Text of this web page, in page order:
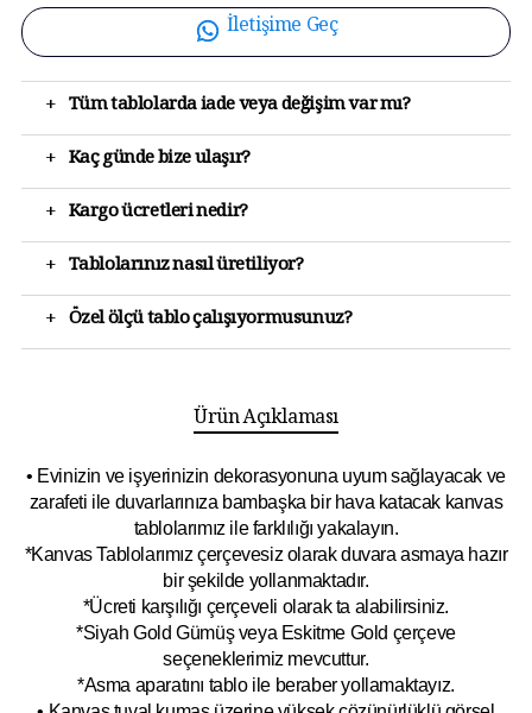
İletişime Geç
+ Tüm tablolarda iade veya değişim var mı?
+ Kaç günde bize ulaşır?
+ Kargo ücretleri nedir?
+ Tablolarınız nasıl üretiliyor?
+ Özel ölçü tablo çalışıyormusunuz?
Ürün Açıklaması
• Evinizin ve işyerinizin dekorasyonuna uyum sağlayacak ve
zarafeti ile duvarlarınıza bambaşka bir hava katacak kanvas
tablolarımız ile farklılığı yakalayın.
*Kanvas Tablolarımız çerçevesiz olarak duvara asmaya hazır
bir şekilde yollanmaktadır.
*Ücreti karşılığı çerçeveli olarak ta alabilirsiniz.
*Siyah Gold Gümüş veya Eskitme Gold çerçeve
seçeneklerimiz mevcuttur.
*Asma aparatını tablo ile beraber yollamaktayız.